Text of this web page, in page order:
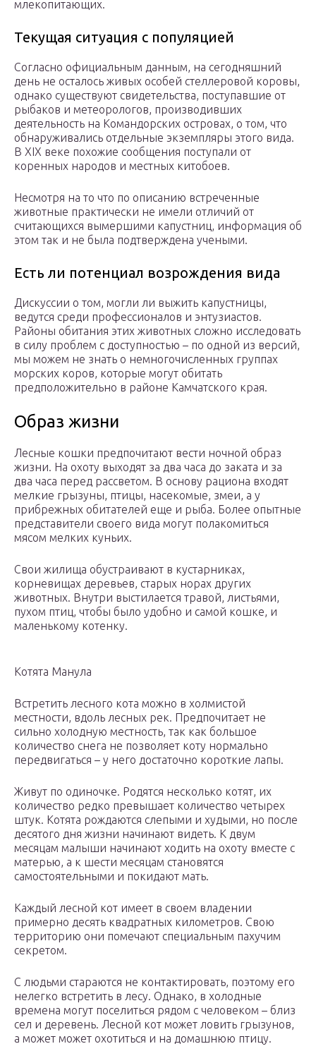
млекопитающих.
Текущая ситуация с популяцией
Согласно официальным данным, на сегодняшний
день не осталось живых особей стеллеровой коровы,
однако существуют свидетельства, поступавшие от
рыбаков и метеорологов, производивших
деятельность на Командорских островах, о том, что
обнаруживались отдельные экземпляры этого вида.
В XIX веке похожие сообщения поступали от
коренных народов и местных китобоев.
Несмотря на то что по описанию встреченные
животные практически не имели отличий от
считающихся вымершими капустниц, информация об
этом так и не была подтверждена учеными.
Есть ли потенциал возрождения вида
Дискуссии о том, могли ли выжить капустницы,
ведутся среди профессионалов и энтузиастов.
Районы обитания этих животных сложно исследовать
в силу проблем с доступностью – по одной из версий,
мы можем не знать о немногочисленных группах
морских коров, которые могут обитать
предположительно в районе Камчатского края.
Образ жизни
Лесные кошки предпочитают вести ночной образ
жизни. На охоту выходят за два часа до заката и за
два часа перед рассветом. В основу рациона входят
мелкие грызуны, птицы, насекомые, змеи, а у
прибрежных обитателей еще и рыба. Более опытные
представители своего вида могут полакомиться
мясом мелких куньих.
Свои жилища обустраивают в кустарниках,
корневищах деревьев, старых норах других
животных. Внутри выстилается травой, листьями,
пухом птиц, чтобы было удобно и самой кошке, и
маленькому котенку.
Котята Манула
Встретить лесного кота можно в холмистой
местности, вдоль лесных рек. Предпочитает не
сильно холодную местность, так как большое
количество снега не позволяет коту нормально
передвигаться – у него достаточно короткие лапы.
Живут по одиночке. Родятся несколько котят, их
количество редко превышает количество четырех
штук. Котята рождаются слепыми и худыми, но после
десятого дня жизни начинают видеть. К двум
месяцам малыши начинают ходить на охоту вместе с
матерью, а к шести месяцам становятся
самостоятельными и покидают мать.
Каждый лесной кот имеет в своем владении
примерно десять квадратных километров. Свою
территорию они помечают специальным пахучим
секретом.
С людьми стараются не контактировать, поэтому его
нелегко встретить в лесу. Однако, в холодные
времена могут поселиться рядом с человеком – близ
сел и деревень. Лесной кот может ловить грызунов,
а может может охотиться и на домашнюю птицу.